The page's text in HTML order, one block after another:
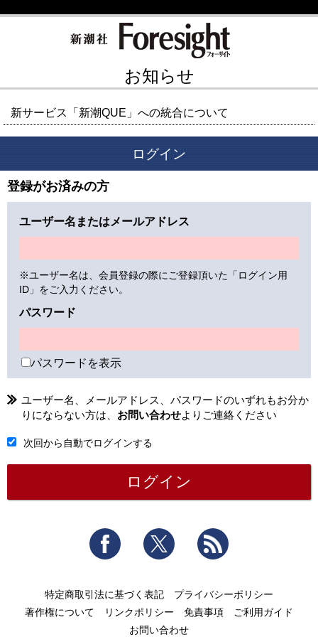
お知らせ
新サービス「新潮QUE」への統合について
ログイン
登録がお済みの方
ユーザー名またはメールアドレス
※ユーザー名は、会員登録の際にご登録頂いた「ログイン用
ID」をご入力ください。
パスワード
パスワードを表示
ユーザー名、メールアドレス、パスワードのいずれもお分か
りにならない方は、 お問い合わせよりご連絡ください
次回から自動でログインする
Facebook Twitter
特定商取引法に基づく表記
プライバシーポリシー
著作権について
リンクポリシー 免責事項
ご利用ガイド
お問い合わせ